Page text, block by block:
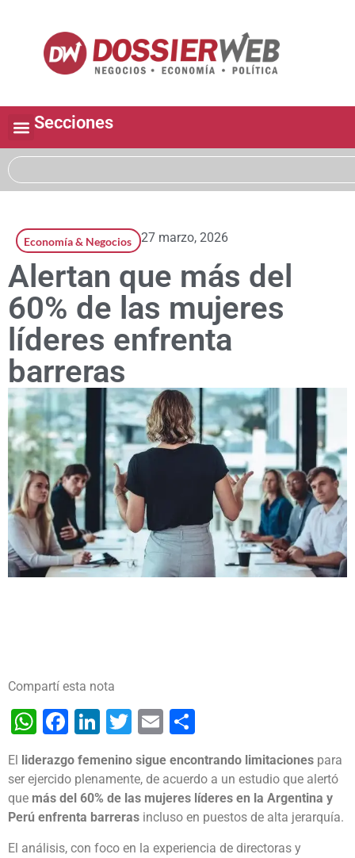
Secciones
Economía & Negocios 27 marzo, 2026
Alertan que más del
60% de las mujeres
líderes enfrenta
barreras
Compartí esta nota
WhatsApp
Facebook
LinkedIn
TwitterEmail
El liderazgo femenino sigue encontrando limitaciones para
ser ejercido plenamente, de acuerdo a un estudio que alertó
que más del 60% de las mujeres líderes en la Argentina y
Perú enfrenta barreras incluso en puestos de alta jerarquía.
El análisis, con foco en la experiencia de directoras y